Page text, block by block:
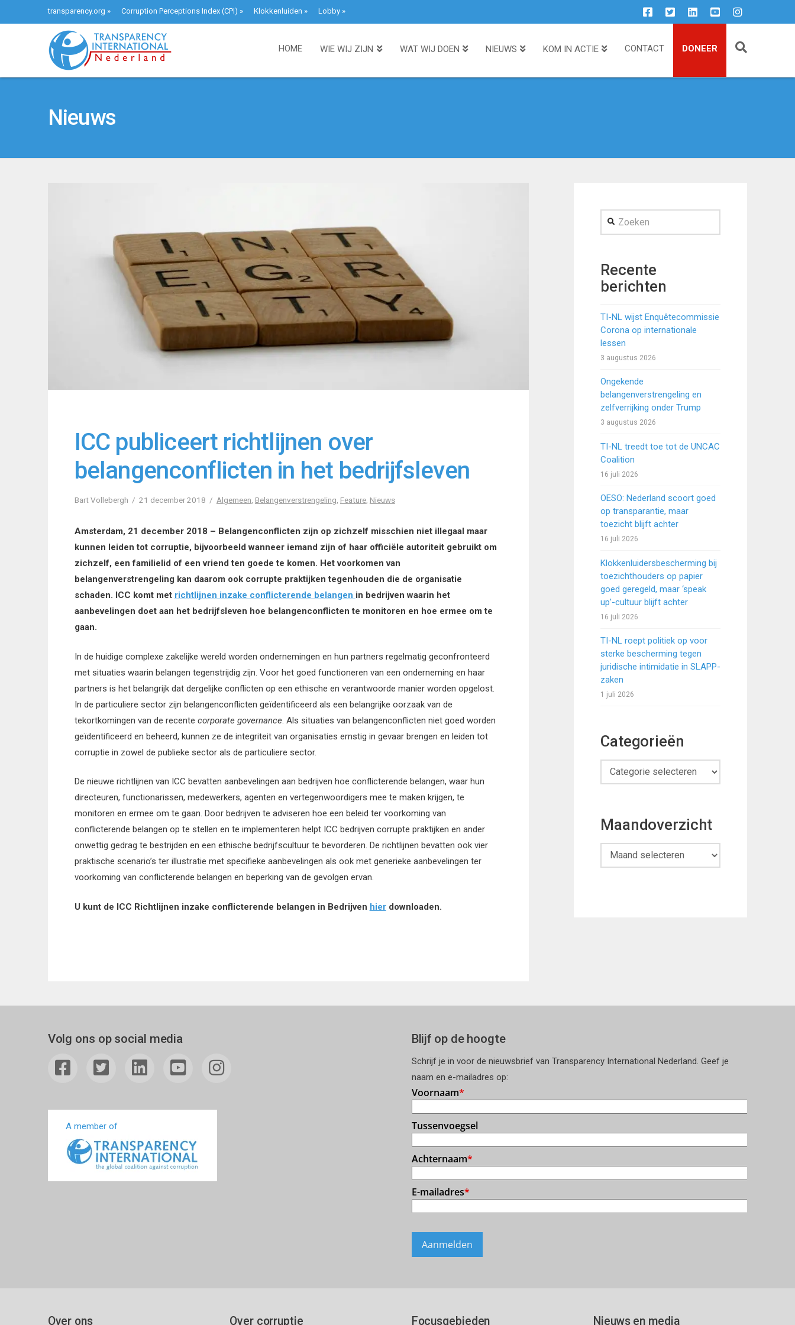
transparency.org » Corruption Perceptions Index (CPI) » Klokkenluiden » Lobby»
HOME WIE WIJ ZIJN WAT WIJ DOEN NIEUWS KOM IN ACTIE CONTACT DONEER
Nieuws
ICC publiceert richtlijnen over
belangenconflicten in het bedrijfsleven
Bart Vollebergh 21 december 2018 Algemeen Belangenverstrengeling Feature, Nieuws
Amsterdam, 21 december 2018 – Belangenconflicten zijn op zichzelf misschien niet illegaal maar
kunnen leiden tot corruptie, bijvoorbeeld wanneer iemand zijn of haar officiële autoriteit gebruikt om
zichzelf, een familielid of een vriend ten goede te komen. Het voorkomen van
belangenverstrengeling kan daarom ook corrupte praktijken tegenhouden die de organisatie
schaden. ICC komt met richtlijnen inzake conflicterende belangen in bedrijven waarin het
aanbevelingen doet aan het bedrijfsleven hoe belangenconflicten te monitoren en hoe ermee om te
gaan.
In de huidige complexe zakelijke wereld worden ondernemingen en hun partners regelmatig geconfronteerd
met situaties waarin belangen tegenstrijdig zijn. Voor het goed functioneren van een onderneming en haar
partners is het belangrijk dat dergelijke conflicten op een ethische en verantwoorde manier worden opgelost.
In de particuliere sector zijn belangenconflicten geïdentificeerd als een belangrijke oorzaak van de
tekortkomingen van de recente corporate governance. Als situaties van belangenconflicten niet goed worden
geïdentificeerd en beheerd, kunnen ze de integriteit van organisaties ernstig in gevaar brengen en leiden tot
corruptie in zowel de publieke sector als de particuliere sector.
De nieuwe richtlijnen van ICC bevatten aanbevelingen aan bedrijven hoe conflicterende belangen, waar hun
directeuren, functionarissen, medewerkers, agenten en vertegenwoordigers mee te maken krijgen, te
monitoren en ermee om te gaan. Door bedrijven te adviseren hoe een beleid ter voorkoming van
conflicterende belangen op te stellen en te implementeren helpt ICC bedrijven corrupte praktijken en ander
onwettig gedrag te bestrijden en een ethische bedrijfscultuur te bevorderen. De richtlijnen bevatten ook vier
praktische scenario’s ter illustratie met specifieke aanbevelingen als ook met generieke aanbevelingen ter
voorkoming van conflicterende belangen en beperking van de gevolgen ervan.
U kunt de ICC Richtlijnen inzake conflicterende belangen in Bedrijven hierdownloaden.
Zoeken
Recente
berichten
TI-NL wijst Enquêtecommissie
Corona op internationale
lessen
3 augustus 2026
Ongekende
belangenverstrengeling en
zelfverrijking onder Trump
3 augustus 2026
TI-NL treedt toe tot de UNCAC
Coalition
16 juli 2026
OESO: Nederland scoort goed
op transparantie, maar
toezicht blijft achter
16 juli 2026
Klokkenluidersbescherming bij
toezichthouders op papier
goed geregeld, maar ‘speak
up’-cultuur blijft achter
16 juli 2026
TI-NL roept politiek op voor
sterke bescherming tegen
juridische intimidatie in SLAPP-
zaken
1 juli 2026
Categorieën
Categorieën
Maandoverzicht
Maandoverzicht
Volg ons op social media
A member of
Blijf op de hoogte
Schrijf je in voor de nieuwsbrief van Transparency International Nederland. Geef je
naam en e-mailadres op:
Over ons Over corruptie Focusgebieden Nieuws en media